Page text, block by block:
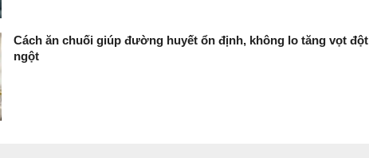
Cách ăn chuối giúp đường huyết ổn định, không lo tăng vọt đột
ngột